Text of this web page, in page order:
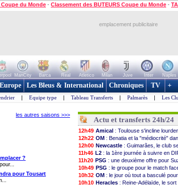
Coupe du Monde - Classement des BUTEURS Coupe du Monde -
emplacement publicitaire
ManCity Barca Real Atletico Milan Juve Inter Naples
Les Bleus & International Chroniques TV +
| Equipe type | Tableau Transferts | Palmarès | Les
les autres saisons >>>
?
pour Tousart
Actu et transferts 24h/24
12h49 Amical : Toulouse s'incline
12h22 OM : Benatia et la "médiocrité"
12h00 Newcastle : Guimarães, le club
11h46 L2 : la 1ère journée à suivre en
11h20 PSG : une deuxième offre pour
10h49 PSG : le groupe pour le match
10h32 OM : le jour où tout a basculé
10h10 Heracles : Reine-Adélaïde, le sort